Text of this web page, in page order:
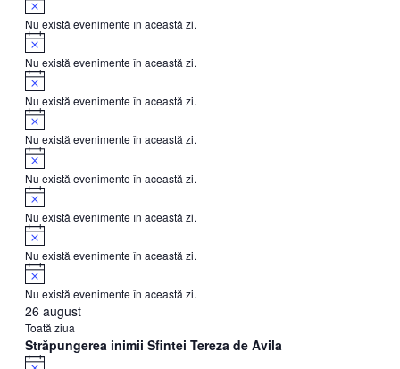
Nu există evenimente în această zi.
Notificare
Nu există evenimente în această zi.
Notificare
Nu există evenimente în această zi.
Notificare
Nu există evenimente în această zi.
Notificare
Nu există evenimente în această zi.
Notificare
Nu există evenimente în această zi.
Notificare
Nu există evenimente în această zi.
Notificare
Nu există evenimente în această zi.
26 august
Toată ziua
Străpungerea inimii Sfintei Tereza de Avila
Notificare